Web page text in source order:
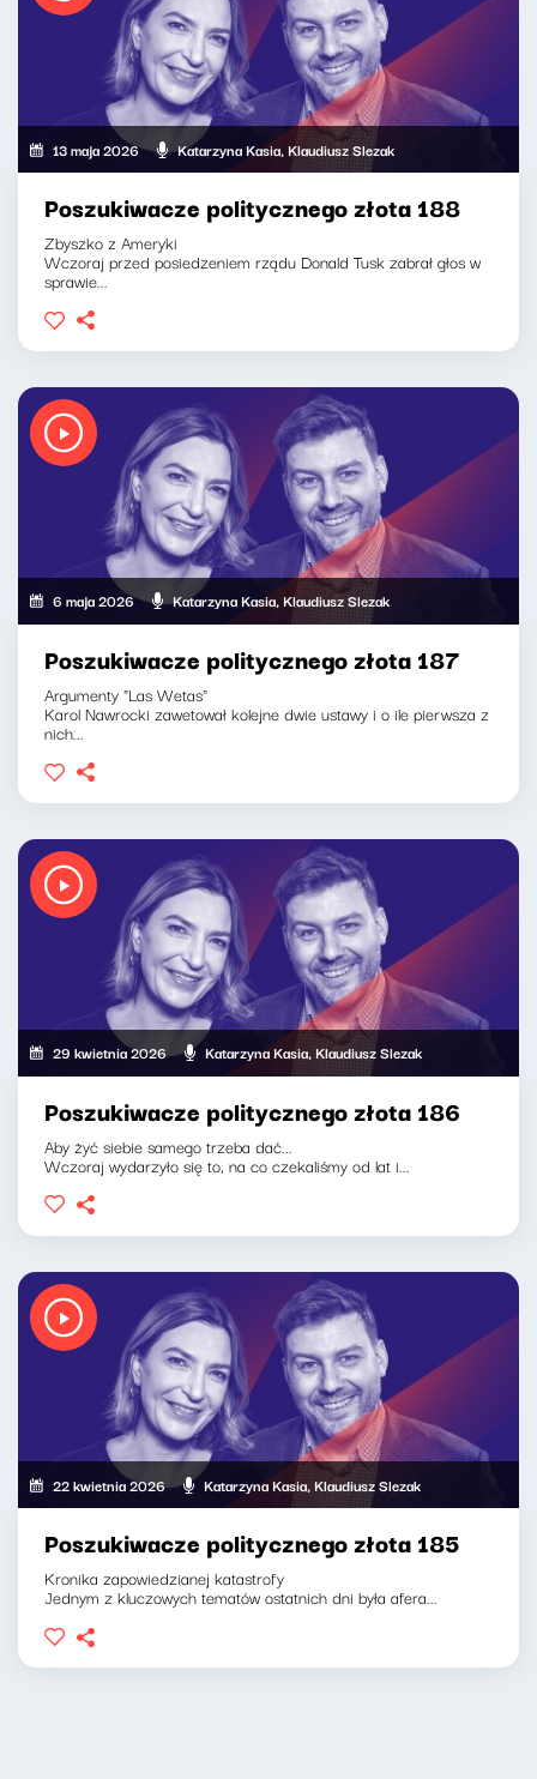
13 maja 2026 Katarzyna Kasia, Klaudiusz Slezak
Poszukiwacze politycznego złota 188
Zbyszko z Ameryki
Wczoraj przed posiedzeniem rządu Donald Tusk zabrał głos w
sprawie...
6 maja 2026 Katarzyna Kasia, Klaudiusz Slezak
Poszukiwacze politycznego złota 187
Argumenty "Las Wetas"
Karol Nawrocki zawetował kolejne dwie ustawy i o ile pierwsza z
nich...
29 kwietnia 2026 Katarzyna Kasia, Klaudiusz Slezak
Poszukiwacze politycznego złota 186
Aby żyć siebie samego trzeba dać...
Wczoraj wydarzyło się to, na co czekaliśmy od lat i...
22 kwietnia 2026 Katarzyna Kasia, Klaudiusz Slezak
Poszukiwacze politycznego złota 185
Kronika zapowiedzianej katastrofy
Jednym z kluczowych tematów ostatnich dni była afera...